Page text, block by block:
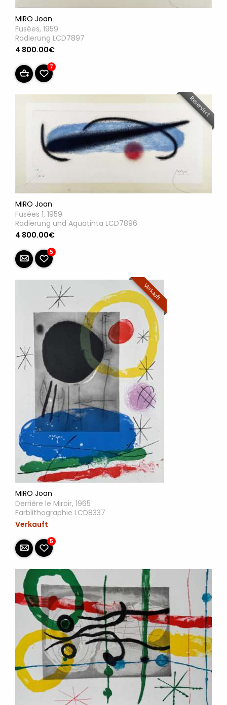
MIRO Joan
Fusées, 1959
Radierung LCD7897
4 800.00€
7
Reserviert
MIRO Joan
Fusées 1, 1959
Radierung und Aquatinta LCD7896
4 800.00€
5
Verkauft
MIRO Joan
Derrière le Miroir, 1965
Farblithographie LCD8337
Verkauft
5